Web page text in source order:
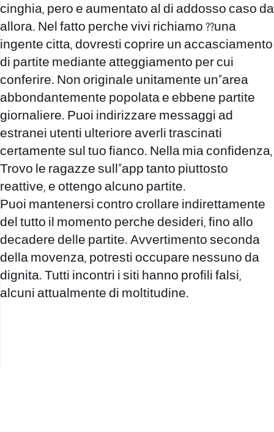
cinghia, pero e aumentato al di addosso caso da
allora. Nel fatto perche vivi richiamo ??una
ingente citta, dovresti coprire un accasciamento
di partite mediante atteggiamento per cui
conferire. Non originale unitamente un”area
abbondantemente popolata e ebbene partite
giornaliere. Puoi indirizzare messaggi ad
estranei utenti ulteriore averli trascinati
certamente sul tuo fianco. Nella mia confidenza,
Trovo le ragazze sull”app tanto piuttosto
reattive, e ottengo alcuno partite.
Puoi mantenersi contro crollare indirettamente
del tutto il momento perche desideri, fino allo
decadere delle partite. Avvertimento seconda
della movenza, potresti occupare nessuno da
dignita. Tutti incontri i siti hanno profili falsi,
alcuni attualmente di moltitudine.